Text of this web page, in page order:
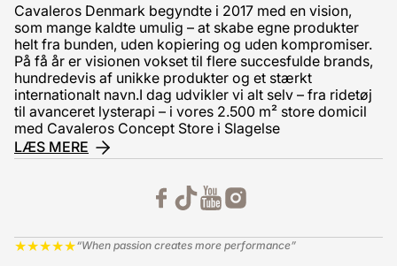
Cavaleros Denmark begyndte i 2017 med en vision,
som mange kaldte umulig – at skabe egne produkter
helt fra bunden, uden kopiering og uden kompromiser.
På få år er visionen vokset til flere succesfulde brands,
hundredevis af unikke produkter og et stærkt
internationalt navn.I dag udvikler vi alt selv – fra ridetøj
til avanceret lysterapi – i vores 2.500 m² store domicil
med Cavaleros Concept Store i Slagelse
LÆS MERE
★★★★★“When passion creates more performance”